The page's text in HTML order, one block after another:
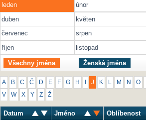
leden únor
duben
květen
červenec
srpen
říjen
listopad
Všechny jména Ženská jména
A B C Č D E F G H J K M N O
V W X Y Z Ž
Datum Jméno Oblíbenost